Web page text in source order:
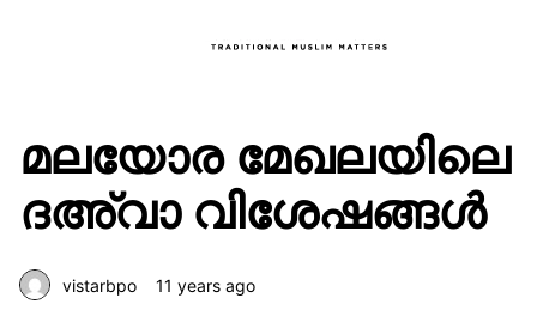
മലയോര മേഖലയിലെ
ദഅ്‌വാ വിശേഷങ്ങൾ
vistarbpo 11 years ago